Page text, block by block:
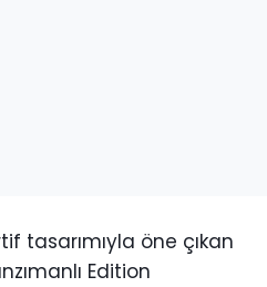
tasarımıyla öne çıkan
Edition